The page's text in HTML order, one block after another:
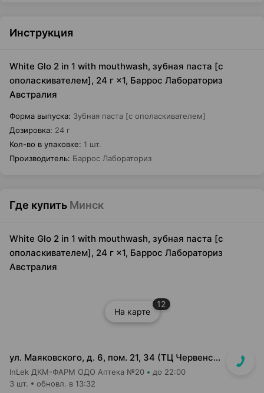
Инструкция
White Glo 2 in 1 with mouthwash, зубная паста [с
ополаскивателем], 24 г ×1, Баррос Лабораториз
Австралия
Форма выпуска: Зубная паста [с ополаскивателем]
Дозировка: 24 г
Кол-во в упаковке: 1 шт.
Производитель: Баррос Лабораториз
Где купить Минск
White Glo 2 in 1 with mouthwash, зубная паста [с
ополаскивателем], 24 г ×1, Баррос Лабораториз
Австралия
На карте
12
ул. Маяковского, д. 6, пом. 21, 34 (ТЦ Червенский, 1 этаж)
InLek ДКМ-ФАРМ ОДО Аптека №20 до 22:00
3 шт. обновл. в 13:32